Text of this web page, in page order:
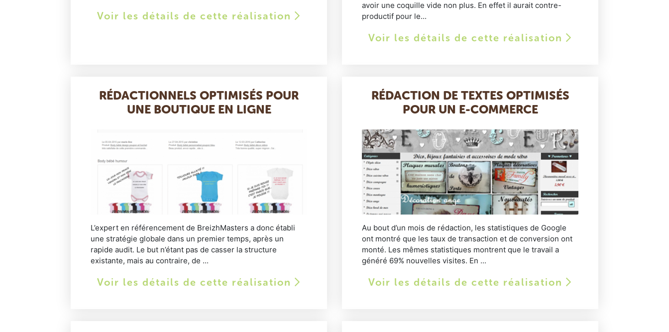
Voir les détails de cette réalisation
avoir une coquille vide non plus. En effet il aurait contre-
productif pour le...
Voir les détails de cette réalisation
RÉDACTIONNELS OPTIMISÉS POUR
UNE BOUTIQUE EN LIGNE
L’expert en référencement de BreizhMasters a donc établi
une stratégie globale dans un premier temps, après un
rapide audit. Le but n’étant pas de casser la structure
existante, mais au contraire, de ...
Voir les détails de cette réalisation
RÉDACTION DE TEXTES OPTIMISÉS
POUR UN E-COMMERCE
Au bout d’un mois de rédaction, les statistiques de Google
ont montré que les taux de transaction et de conversion ont
monté. Les mêmes statistiques montrent que le travail a
généré 69% nouvelles visites. En ...
Voir les détails de cette réalisation